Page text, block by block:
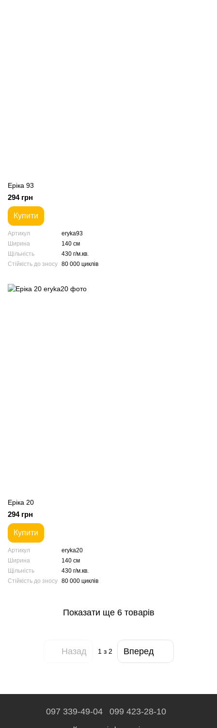
Еріка 93
294 грн
Купити
Артикул
eryka93
Ширина
140 см
Щільність
430 г/м.кв.
Стійкість до зносу 80 000 циклів
Еріка 20
294 грн
Купити
Артикул
eryka20
Ширина
140 см
Щільність
430 г/м.кв.
Стійкість до зносу 80 000 циклів
Показати ще 6 товарів
Назад 1 з 2 Вперед
097 339-49-04 099 423-28-10